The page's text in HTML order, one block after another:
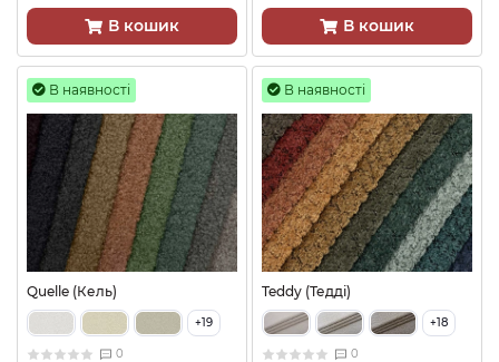
В кошик В кошик
В наявності
Quelle (Кель)
+19
0
В наявності
Teddy (Тедді)
+18
0